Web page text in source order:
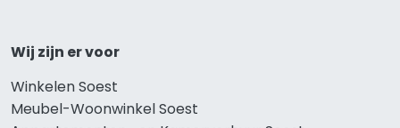
Wij zijn er voor
Winkelen Soest
Meubel-Woonwinkel Soest